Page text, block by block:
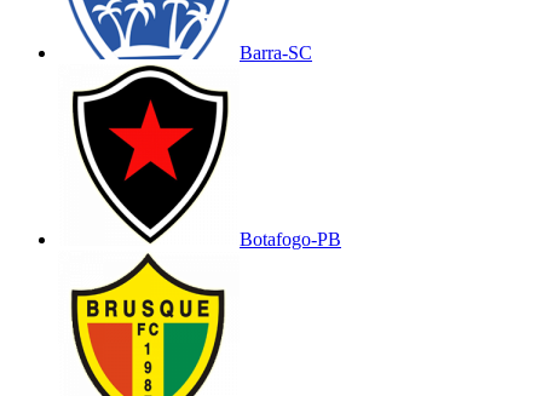
Barra-SC
Botafogo-PB